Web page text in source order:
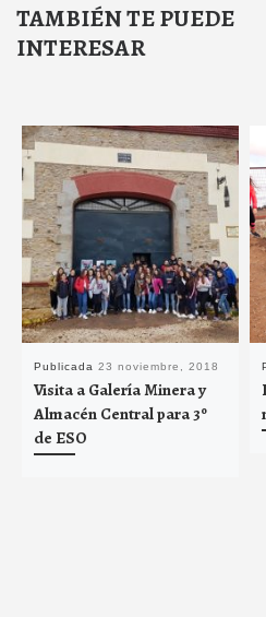
TAMBIÉN TE PUEDE
INTERESAR
Publicada 23 noviembre, 2018
Visita a Galería Minera y
Almacén Central para 3º
de ESO